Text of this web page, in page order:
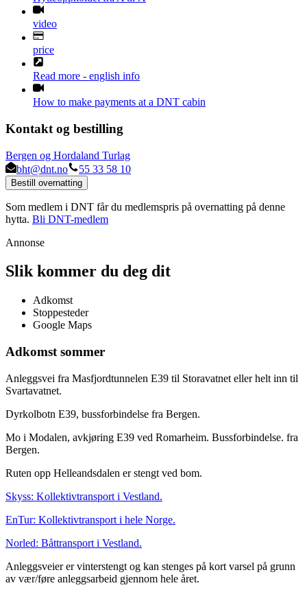
video
price
Read more - english info
How to make payments at a DNT cabin
Kontakt og bestilling
Bergen og Hordaland Turlag
bht@dnt.no
55 33 58 10
Bestill overnatting
Som medlem i DNT får du medlemspris på overnatting på denne
hytta. Bli DNT-medlem
Annonse
Slik kommer du deg dit
Adkomst
Stoppesteder
Google Maps
Adkomst sommer
Anleggsvei fra Masfjordtunnelen E39 til Storavatnet eller helt inn til
Svartavatnet.
Dyrkolbotn E39, bussforbindelse fra Bergen.
Mo i Modalen, avkjøring E39 ved Romarheim. Bussforbindelse. fra
Bergen.
Ruten opp Helleandsdalen er stengt ved bom.
Skyss: Kollektivtransport i Vestland.
EnTur: Kollektivtransport i hele Norge.
Norled: Båttransport i Vestland.
Anleggsveier er vinterstengt og kan stenges på kort varsel på grunn
av vær/føre anleggsarbeid gjennom hele året.